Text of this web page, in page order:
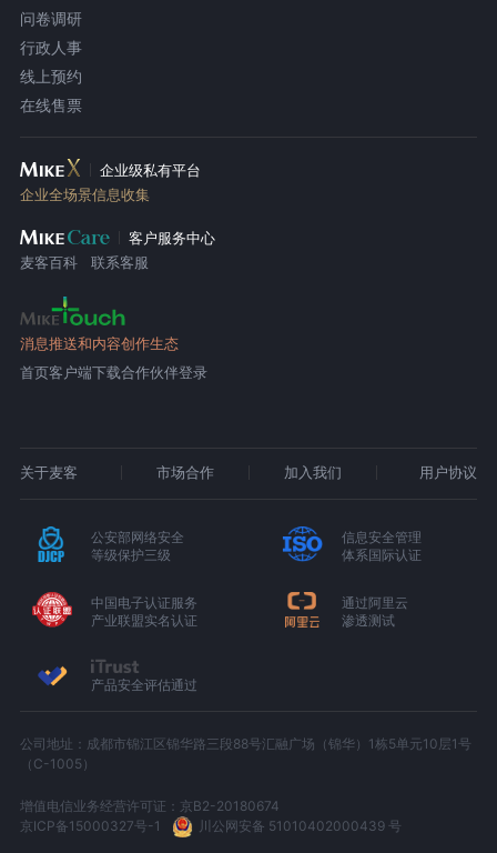
问卷调研
行政人事
线上预约
在线售票
企业级私有平台
企业全场景信息收集
客户服务中心
麦客百科
联系客服
消息推送和内容创作生态
首页客户端下载合作伙伴登录
关于麦客 市场合作 加入我们 用户协议
公安部网络安全
等级保护三级
信息安全管理
体系国际认证
中国电子认证服务
产业联盟实名认证
通过阿里云
渗透测试
产品安全评估通过
公司地址：成都市锦江区锦华路三段88号汇融广场（锦华）1栋5单元10层1号
（C-1005）
增值电信业务经营许可证：京B2-20180674
京ICP备15000327号-1
川公网安备 51010402000439 号